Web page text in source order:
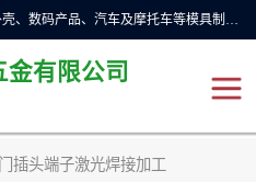
激光焊接加工行业范围包括手机金属外壳、数码产品、汽车及摩托车等模具制造和成型行业的模具修补，同时也适用于金属工件的直线、圆周等自动焊接，常用于手机电池、首饰、电子元件、传感器，钟表、精密机械、通信、工艺品等行业。
有限公司
插头端子激光焊接加工